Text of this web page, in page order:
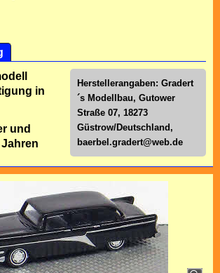
Herstellerangaben: Gradert
´s Modellbau, Gutower
Straße 07, 18273
Güstrow/Deutschland,
baerbel.gradert@web.de
in
und